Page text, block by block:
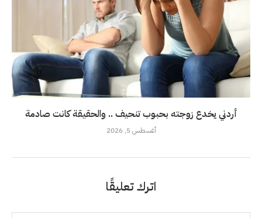
أردني يخدع زوجته بحبوب تنحيف .. والحقيقة كانت صادمة
أغسطس 5, 2026
اترك تعليقًا